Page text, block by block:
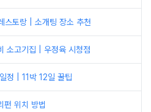
스토랑 | 소개팅 장소 추천
소고기집 | 우정육 시청점
정 | 11박 12일 꿀팁
펀 위치 방법